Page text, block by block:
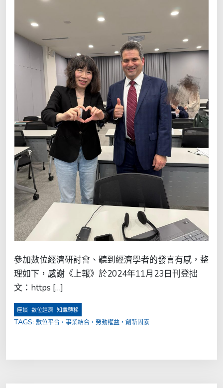
參加數位經濟研討會、聽到經濟學者的發言有感，整
理如下，感謝《上報》於2024年11月23日刊登拙
文：https […]
座談 數位經濟 知識轉移
TAGS: 數位平台，事業結合，勞動權益，創新因素